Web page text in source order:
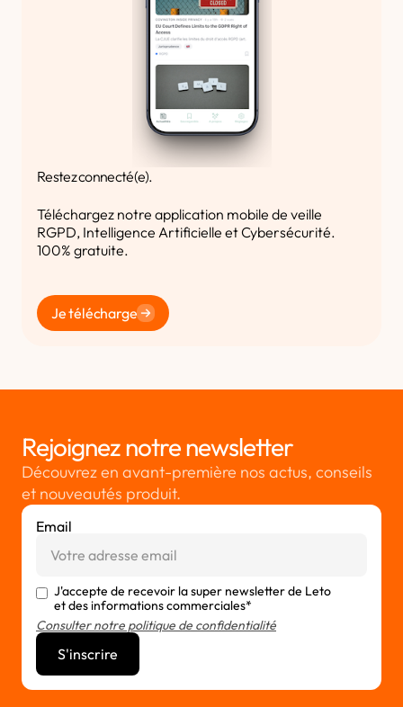
Restez connecté(e).
Téléchargez notre application mobile de veille
RGPD, Intelligence Artificielle et Cybersécurité.
100% gratuite.
Je télécharge
Rejoignez notre newsletter
Découvrez en avant-première nos actus, conseils
et nouveautés produit.
Email
J'accepte de recevoir la super newsletter de Leto
et des informations commerciales*
Consulter notre politique de confidentialité